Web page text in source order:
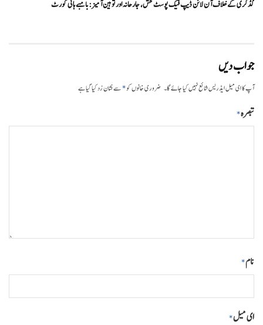
گڈکری کے خلاف آن لائن ڈیپ فیک پوسٹ فحش، جارحانہ اور توہین آمیز:بامبے ہائی کورٹ
جواب دیں
آپ کا ای میل ایڈریس شائع نہیں کیا جائے گا۔ ضروری خانوں کو*سے نشان زد کیا گیا ہے
تبصرہ*
نام*
ای میل*